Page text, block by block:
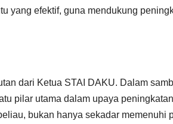
yang efektif, guna mendukung
dari Ketua STAI DAKU. Dalam
pilar utama dalam upaya
bukan hanya sekadar memenuhi